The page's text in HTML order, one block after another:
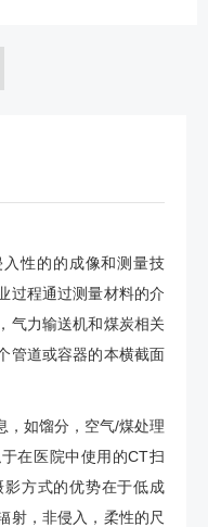
性的的成像和测量技
过程通过测量材料的介
气力输送机和煤炭相关
管道或容器的本横截面
，如馏分，空气/煤处理
在医院中使用的CT扫
方式的优势在于低成
射，非侵入，柔性的尺